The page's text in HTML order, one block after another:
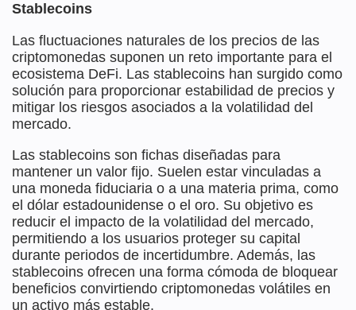
Stablecoins
Las fluctuaciones naturales de los precios de las
criptomonedas suponen un reto importante para el
ecosistema DeFi. Las stablecoins han surgido como
solución para proporcionar estabilidad de precios y
mitigar los riesgos asociados a la volatilidad del
mercado.
Las stablecoins son fichas diseñadas para
mantener un valor fijo. Suelen estar vinculadas a
una moneda fiduciaria o a una materia prima, como
el dólar estadounidense o el oro. Su objetivo es
reducir el impacto de la volatilidad del mercado,
permitiendo a los usuarios proteger su capital
durante periodos de incertidumbre. Además, las
stablecoins ofrecen una forma cómoda de bloquear
beneficios convirtiendo criptomonedas volátiles en
un activo más estable.